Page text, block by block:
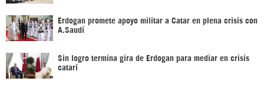
Erdogan promete apoyo militar a Catar en plena crisis con
A.Saudí
Sin logro termina gira de Erdogan para mediar en crisis
catarí